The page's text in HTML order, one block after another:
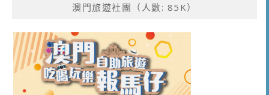
澳門旅遊社團（人數: 85K）